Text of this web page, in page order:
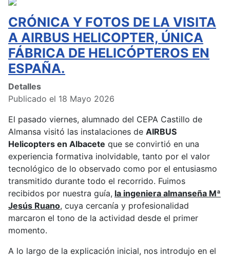
CRÓNICA Y FOTOS DE LA VISITA
A AIRBUS HELICOPTER, ÚNICA
FÁBRICA DE HELICÓPTEROS EN
ESPAÑA.
Detalles
Publicado el 18 Mayo 2026
El pasado viernes, alumnado del CEPA Castillo de
Almansa visitó las instalaciones de AIRBUS
Helicopters en Albacete que se convirtió en una
experiencia formativa inolvidable, tanto por el valor
tecnológico de lo observado como por el entusiasmo
transmitido durante todo el recorrido. Fuimos
recibidos por nuestra guía, la ingeniera almanseña Mª
Jesús Ruano, cuya cercanía y profesionalidad
marcaron el tono de la actividad desde el primer
momento.
A lo largo de la explicación inicial, nos introdujo en el